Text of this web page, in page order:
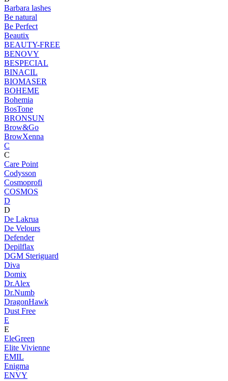
Barbara lashes
Be natural
Be Perfect
Beautix
BEAUTY-FREE
BENOVY
BESPECIAL
BINACIL
BIOMASER
BOHEME
Bohemia
BosTone
BRONSUN
Brow&Go
BrowXenna
C
C
Care Point
Codysson
Cosmoprofi
COSMOS
D
D
De Lakrua
De Velours
Defender
Depilflax
DGM Steriguard
Diva
Domix
Dr.Alex
Dr.Numb
DragonHawk
Dust Free
E
E
EleGreen
Elite Vivienne
EMIL
Enigma
ENVY